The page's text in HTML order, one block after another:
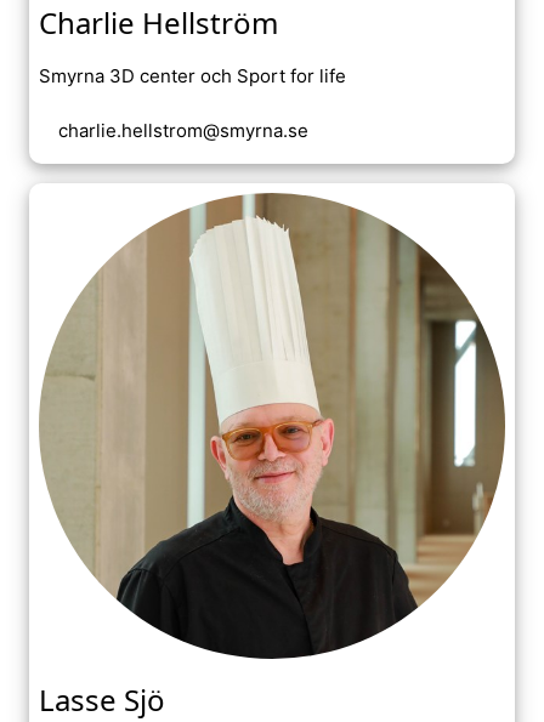
Charlie Hellström
Smyrna 3D center och Sport for life
charlie.hellstrom@smyrna.se
Lasse Sjö